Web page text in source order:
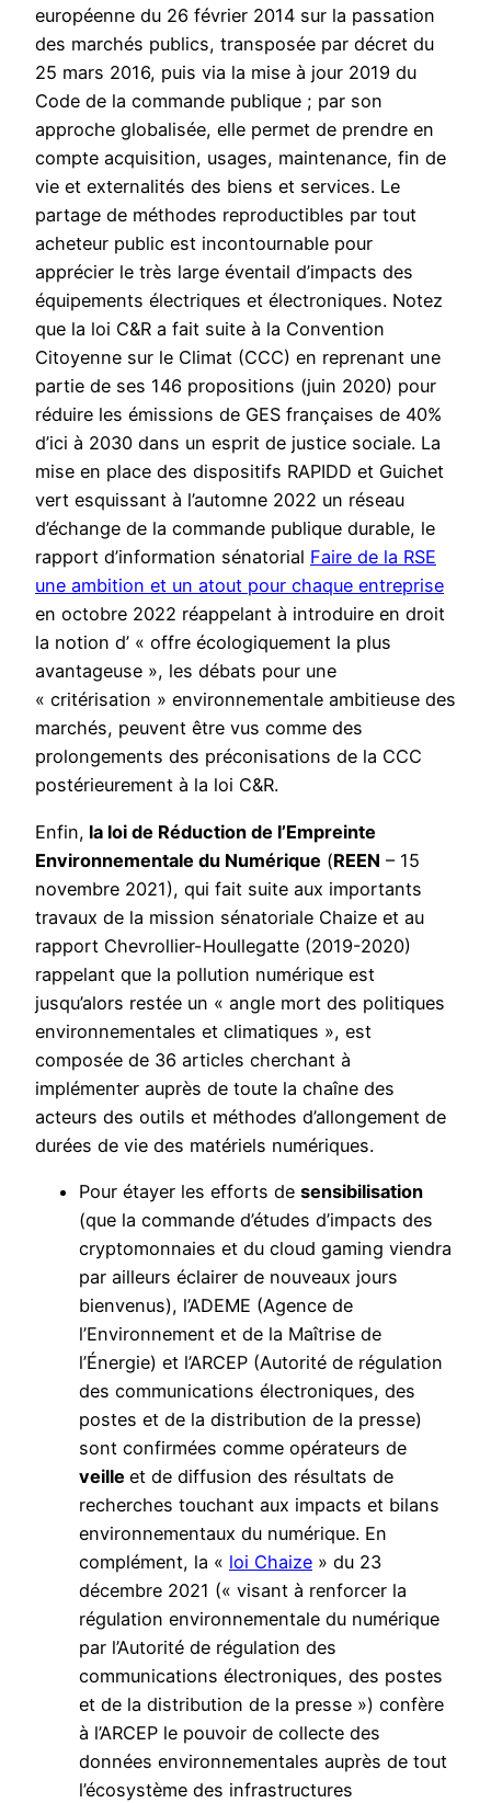
européenne du 26 février 2014 sur la passation
des marchés publics, transposée par décret du
25 mars 2016, puis via la mise à jour 2019 du
Code de la commande publique ; par son
approche globalisée, elle permet de prendre en
compte acquisition, usages, maintenance, fin de
vie et externalités des biens et services. Le
partage de méthodes reproductibles par tout
acheteur public est incontournable pour
apprécier le très large éventail d’impacts des
équipements électriques et électroniques. Notez
que la loi C&R a fait suite à la Convention
Citoyenne sur le Climat (CCC) en reprenant une
partie de ses 146 propositions (juin 2020) pour
réduire les émissions de GES françaises de 40%
d’ici à 2030 dans un esprit de justice sociale. La
mise en place des dispositifs RAPIDD et Guichet
vert esquissant à l’automne 2022 un réseau
d’échange de la commande publique durable, le
rapport d’information sénatorial Faire de la RSE
une ambition et un atout pour chaque entreprise
en octobre 2022 réappelant à introduire en droit
la notion d’ « offre écologiquement la plus
avantageuse », les débats pour une
« critérisation » environnementale ambitieuse des
marchés, peuvent être vus comme des
prolongements des préconisations de la CCC
postérieurement à la loi C&R.
Enfin, la loi de Réduction de l’Empreinte
Environnementale du Numérique (REEN – 15
novembre 2021), qui fait suite aux importants
travaux de la mission sénatoriale Chaize et au
rapport Chevrollier-Houllegatte (2019-2020)
rappelant que la pollution numérique est
jusqu’alors restée un « angle mort des politiques
environnementales et climatiques », est
composée de 36 articles cherchant à
implémenter auprès de toute la chaîne des
acteurs des outils et méthodes d’allongement de
durées de vie des matériels numériques.
Pour étayer les efforts de sensibilisation
(que la commande d’études d’impacts des
cryptomonnaies et du cloud gaming viendra
par ailleurs éclairer de nouveaux jours
bienvenus), l’ADEME (Agence de
l’Environnement et de la Maîtrise de
l’Énergie) et l’ARCEP (Autorité de régulation
des communications électroniques, des
postes et de la distribution de la presse)
sont confirmées comme opérateurs de
veille et de diffusion des résultats de
recherches touchant aux impacts et bilans
environnementaux du numérique. En
complément, la « loi Chaize » du 23
décembre 2021 (« visant à renforcer la
régulation environnementale du numérique
par l’Autorité de régulation des
communications électroniques, des postes
et de la distribution de la presse ») confère
à l’ARCEP le pouvoir de collecte des
données environnementales auprès de tout
l’écosystème des infrastructures